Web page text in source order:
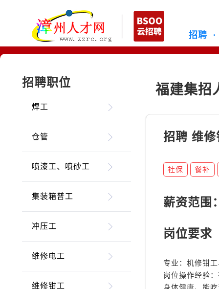
招聘
招聘职位
焊工
仓管
喷漆工、喷砂工
集装箱普工
冲压工
维修电工
维修钳工
福建集招
招聘 维
社保 餐补
薪资范围
岗位要求
专业：机修钳
岗位操作经验